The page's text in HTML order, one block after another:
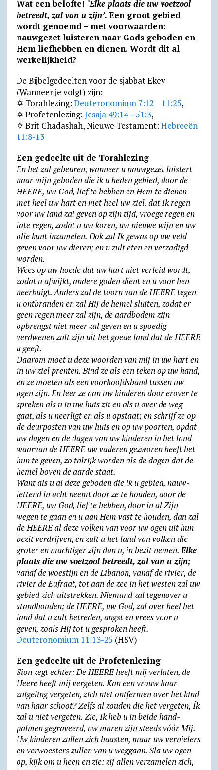
a
t
s
A
p
p
l
e
g
r
a
m
c
e
b
o
o
k
i
n
t
F
i
e
d
y
a
i
l
a
i
l
t
l
o
o
.
o
m
i
n
t
Wat een belofte! ‘Elke plaats die uw voetzool
betreedt, zal van u zijn’. Een groot gebied
wordt genoemd – met voorwaarden:
nauwgezet luisteren naar Gods geboden en
Hem liefhebben en dienen. Wordt dit al
werkelijkheid?
De Bijbelgedeelten voor de sjabbat Ekev
(Wanneer je volgt) zijn:
✡ Torahlezing: Deuteronomium 7:12 – 11:25,
✡ Profetenlezing: Jesaja 49:14 – 51:3,
✡ Brit Chadashah, Nieuwe Testament: Hebreeën
11:8-13
Een gedeelte uit de Torahlezing
En het zal gebeuren, wanneer u nauwgezet luistert
naar mijn geboden die ik u heden gebied, door de
HEERE, uw God, lief te hebben en Hem te dienen
met heel uw hart en met heel uw ziel, dat Ik regen
voor uw land zal geven op zijn tijd, vroege regen en
late regen, zodat u uw koren, uw nieuwe wijn en uw
olie kunt inzamelen. Ook zal Ik gewas op uw veld
geven voor uw dieren; en u zult eten en verzadigd
worden.
Wees op uw hoede dat uw hart niet verleid wordt,
zodat u afwijkt, andere goden dient en u voor hen
neer­buigt. Anders zal de toorn van de HEERE tegen
u ontbranden en zal Hij de hemel sluiten, zodat er
geen regen meer zal zijn, de aard­bodem zijn
opbrengst niet meer zal geven en u spoedig
verdwenen zult zijn uit het goede land dat de HEERE
u geeft.
Daarom moet u deze woorden van mij in uw hart en
in uw ziel prenten. Bind ze als een teken op uw hand,
en ze moeten als een voorhoofds­band tussen uw
ogen zijn. En leer ze aan uw kinde­ren door erover te
spreken als u in uw huis zit en als u over de weg
gaat, als u neerligt en als u opstaat; en schrijf ze op
de deurposten van uw huis en op uw poorten, opdat
uw dagen en de dagen van uw kinderen in het land
waarvan de HEERE uw vaderen gezworen heeft het
hun te geven, zo talrijk worden als de dagen dat de
hemel boven de aarde staat.
Want als u al deze geboden die ik u gebied, nauw­
lettend in acht neemt door ze te houden, door de
HEERE, uw God, lief te hebben, door in al Zijn
wegen te gaan en u aan Hem vast te houden, dan zal
de HEERE al deze volken van voor uw ogen uit hun
bezit verdrijven, en zult u het land van volken die
groter en machtiger zijn dan u, in bezit nemen.Elke
plaats die uw voet­zool betreedt, zal van u zijn;
vanaf de woestijn en de Libanon, vanaf de rivier, de
rivier de Eufraat, tot aan de zee in het westen zal uw
gebied zich uitstrekken. Niemand zal tegenover u
stand­houden; de HEERE, uw God, zal over heel het
land dat u zult betreden, angst en vrees voor u
geven, zoals Hij tot u gesproken heeft.
Deuteronomium 11:13-25 (HSV)
Een gedeelte uit de Profetenlezing
Sion zegt echter: De HEERE heeft mij verlaten, de
Heere heeft mij vergeten. Kan een vrouw haar
zuigeling vergeten, zich niet ontfermen over het kind
van haar schoot? Zelfs al zouden die het vergeten, Ík
zal u niet vergeten. Zie, Ik heb u in beide hand­
palmen gegra­veerd, uw muren zijn steeds vóór Mij.
Uw kinderen zullen zich haasten, maar uw vernielers
en verwoesters zullen van u weggaan. Sla uw ogen
op, kijk om u heen en zie: zij allen verzamelen zich,